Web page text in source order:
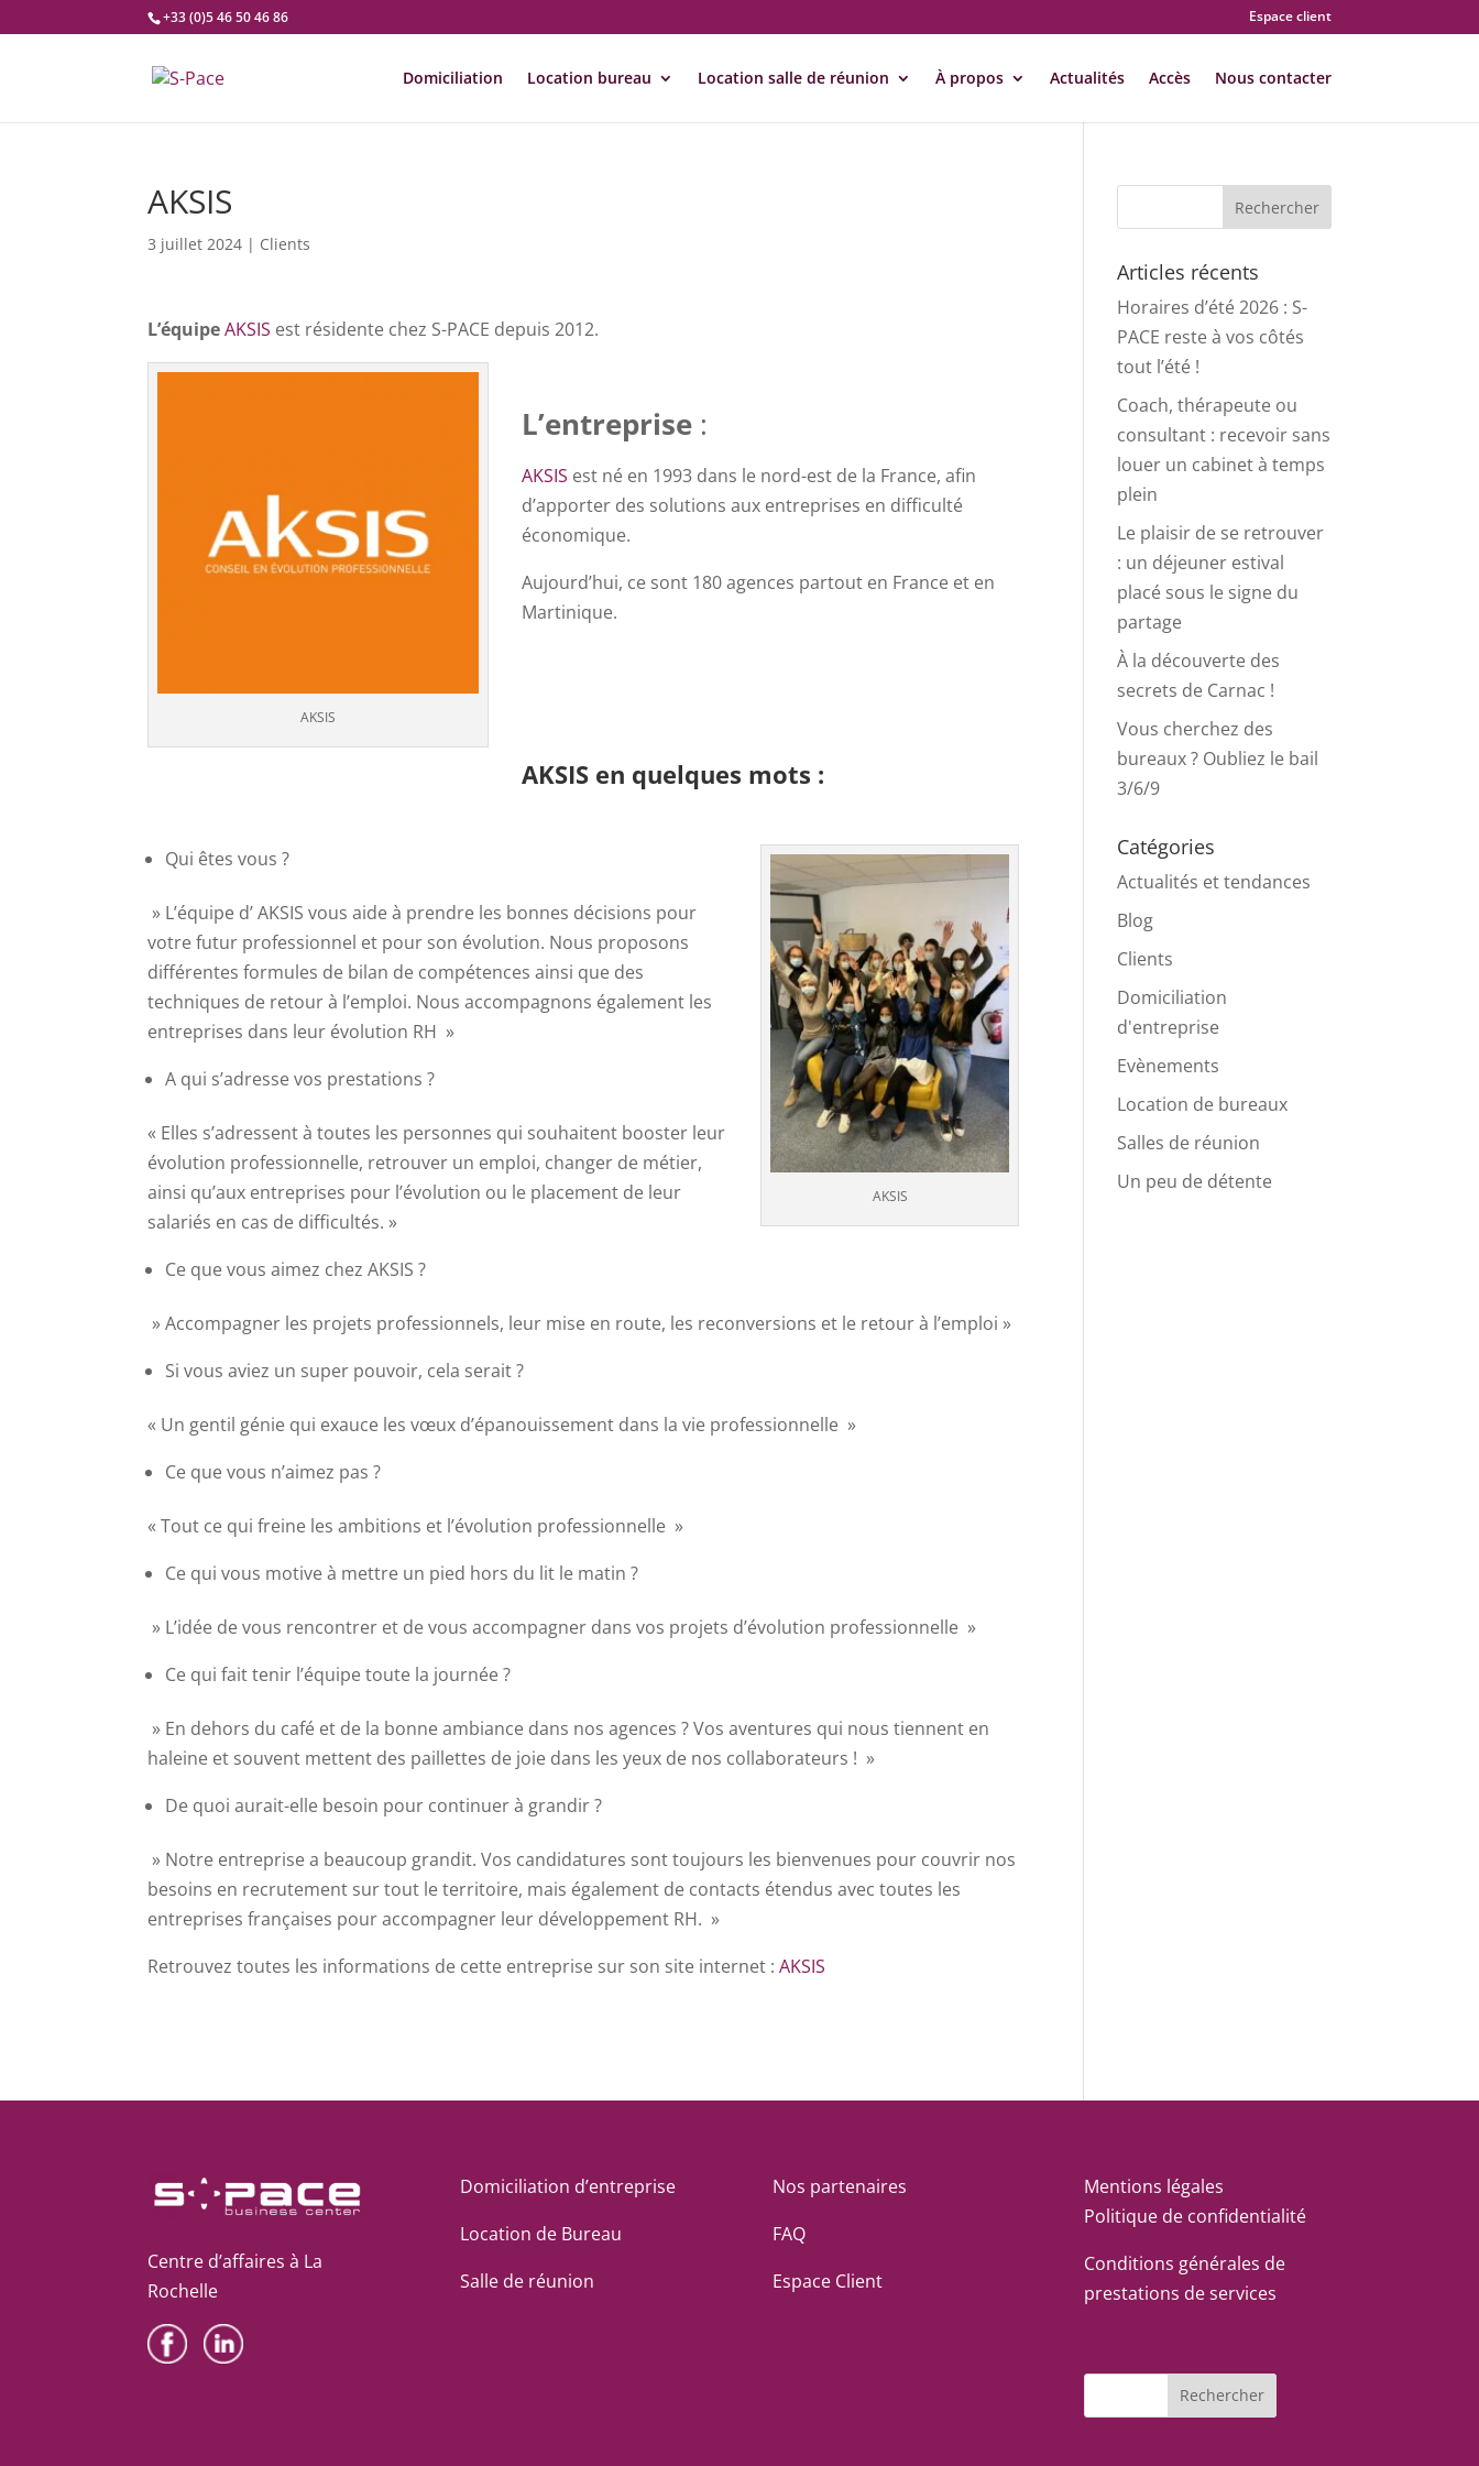
+33 (0)5 46 50 46 86 Espace client
Domiciliation Location bureau Location salle de réunion À propos Actualités Accès Nous contacter
AKSIS
3 juillet 2024 | Clients
L’équipe AKSIS est résidente chez S-PACE depuis 2012.
AKSIS
L’entreprise :
AKSIS est né en 1993 dans le nord-est de la France, afin
d’apporter des solutions aux entreprises en difficulté
économique.
Aujourd’hui, ce sont 180 agences partout en France et en
Martinique.
AKSIS en quelques mots :
AKSIS
Qui êtes vous ?
» L’équipe d’ AKSIS vous aide à prendre les bonnes décisions pour
votre futur professionnel et pour son évolution. Nous proposons
différentes formules de bilan de compétences ainsi que des
techniques de retour à l’emploi. Nous accompagnons également les
entreprises dans leur évolution RH »
A qui s’adresse vos prestations ?
« Elles s’adressent à toutes les personnes qui souhaitent booster leur
évolution professionnelle, retrouver un emploi, changer de métier,
ainsi qu’aux entreprises pour l’évolution ou le placement de leur
salariés en cas de difficultés. »
Ce que vous aimez chez AKSIS ?
» Accompagner les projets professionnels, leur mise en route, les reconversions et le retour à l’emploi »
Si vous aviez un super pouvoir, cela serait ?
« Un gentil génie qui exauce les vœux d’épanouissement dans la vie professionnelle »
Ce que vous n’aimez pas ?
« Tout ce qui freine les ambitions et l’évolution professionnelle »
Ce qui vous motive à mettre un pied hors du lit le matin ?
» L’idée de vous rencontrer et de vous accompagner dans vos projets d’évolution professionnelle »
Ce qui fait tenir l’équipe toute la journée ?
» En dehors du café et de la bonne ambiance dans nos agences ? Vos aventures qui nous tiennent en
haleine et souvent mettent des paillettes de joie dans les yeux de nos collaborateurs ! »
De quoi aurait-elle besoin pour continuer à grandir ?
» Notre entreprise a beaucoup grandit. Vos candidatures sont toujours les bienvenues pour couvrir nos
besoins en recrutement sur tout le territoire, mais également de contacts étendus avec toutes les
entreprises françaises pour accompagner leur développement RH. »
Retrouvez toutes les informations de cette entreprise sur son site internet :AKSIS
Articles récents
Horaires d’été 2026 : S-
PACE reste à vos côtés
tout l’été !
Coach, thérapeute ou
consultant : recevoir sans
louer un cabinet à temps
plein
Le plaisir de se retrouver
: un déjeuner estival
placé sous le signe du
partage
À la découverte des
secrets de Carnac !
Vous cherchez des
bureaux ? Oubliez le bail
3/6/9
Catégories
Actualités et tendances
Blog
Clients
Domiciliation
d'entreprise
Evènements
Location de bureaux
Salles de réunion
Un peu de détente
Centre d’affaires à La
Rochelle
Domiciliation d’entreprise
Location de Bureau
Salle de réunion
Nos partenaires
FAQ
Espace Client
Mentions légales
Politique de confidentialité
Conditions générales de
prestations de services